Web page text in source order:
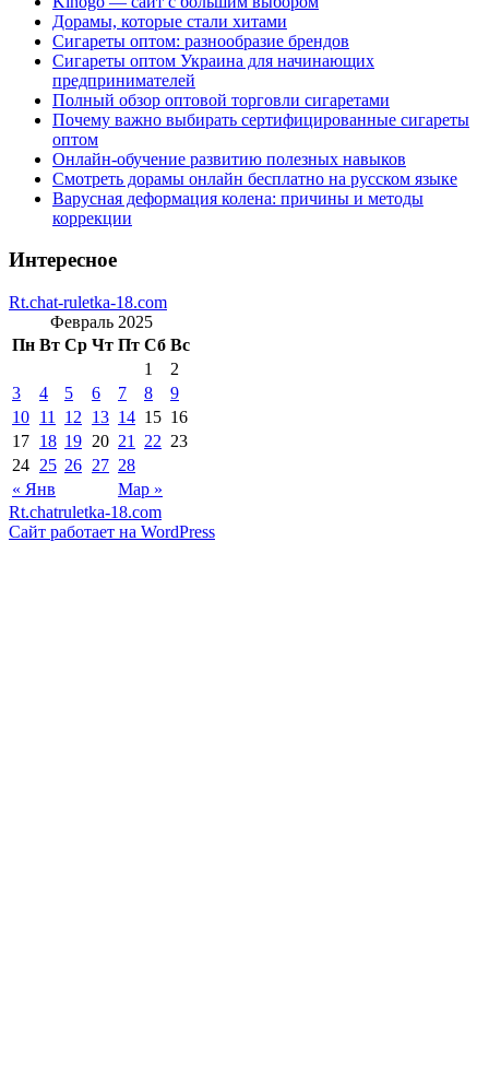
Дорамы, которые стали хитами
Сигареты оптом: разнообразие брендов
Сигареты оптом Украина для начинающих
предпринимателей
Полный обзор оптовой торговли сигаретами
Почему важно выбирать сертифицированные сигареты
оптом
Онлайн-обучение развитию полезных навыков
Смотреть дорамы онлайн бесплатно на русском языке
Варусная деформация колена: причины и методы
коррекции
Интересное
Rt.chat-ruletka-18.com
Февраль 2025
Пн Вт Ср Чт Пт Сб Вс
« Янв Мар »
1
2
3
4 5 6 7 8
9
10 11 12 13 14 15 16
17 18 19 20 21 22 23
24 25 26 27 28
Rt.chatruletka-18.com
Сайт работает на WordPress